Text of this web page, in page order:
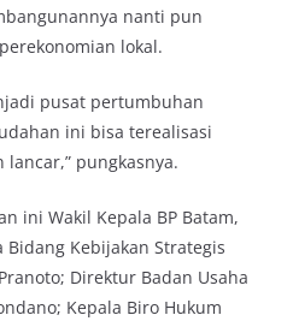
nanti pun
lokal.
pusat pertumbuhan
ini bisa terealisasi
pungkasnya.
ini Wakil Kepala BP Batam,
Kebijakan Strategis
Direktur Badan Usaha
Kepala Biro Hukum